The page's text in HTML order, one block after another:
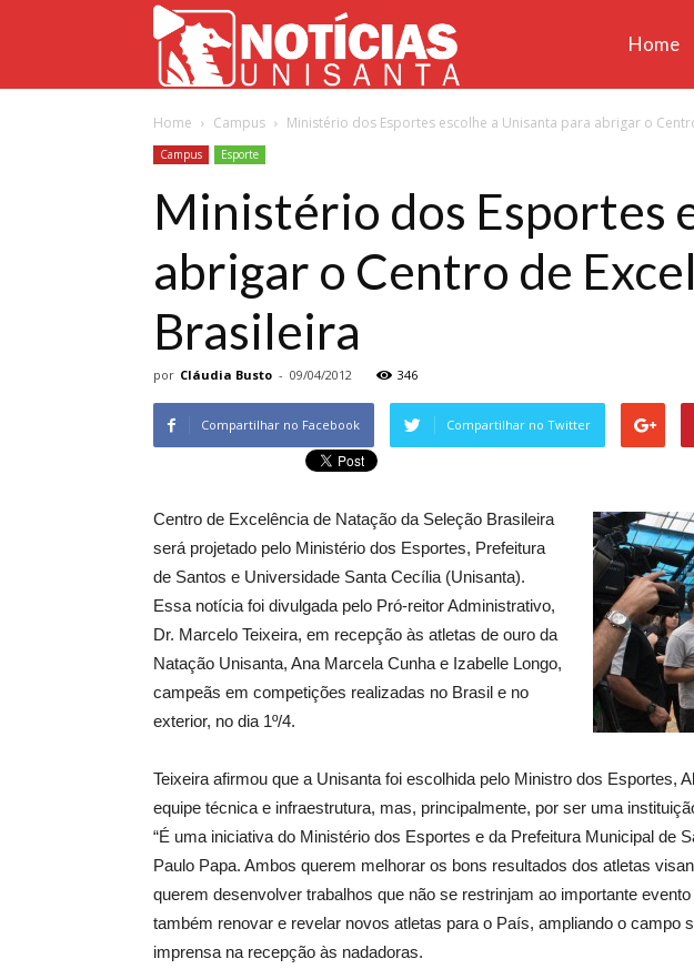
Unisanta
Home
Home Campus Ministério dos Esportes escolhe a Unisanta para abrigar o
Campus Esporte
Ministério dos Esportes
abrigar o Centro de
Brasileira
por Cláudia Busto - 09/04/2012 346
Compartilhar no Facebook Compartilhar no Twitter
Centro de Excelência de Natação da Seleção Brasileira
será projetado pelo Ministério dos Esportes, Prefeitura
de Santos e Universidade Santa Cecília (Unisanta).
Essa notícia foi divulgada pelo Pró-reitor Administrativo,
Dr. Marcelo Teixeira, em recepção às atletas de ouro da
Natação Unisanta, Ana Marcela Cunha e Izabelle Longo,
campeãs em competições realizadas no Brasil e no
exterior, no dia 1º/4.
Teixeira afirmou que a Unisanta foi escolhida pelo Ministro dos Esportes,
equipe técnica e infraestrutura, mas, principalmente, por ser uma
“É uma iniciativa do Ministério dos Esportes e da Prefeitura Municipal de
Paulo Papa. Ambos querem melhorar os bons resultados dos atletas
querem desenvolver trabalhos que não se restrinjam ao importante
também renovar e revelar novos atletas para o País, ampliando o campo
imprensa na recepção às nadadoras.